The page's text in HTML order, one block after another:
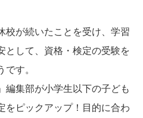
校が続いたことを受け、学習
として、資格・検定の受験を
す。
編集部が小学生以下の子ども
をピックアップ！目的に合わ